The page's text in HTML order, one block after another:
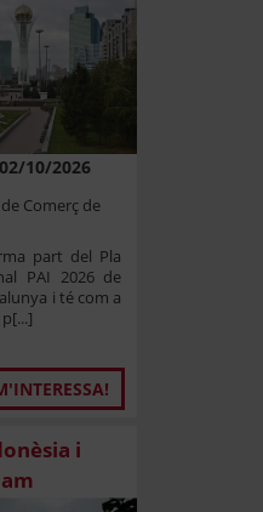
10/2026
Comerç de
part del Pla
PAI 2026 de
i té com a
i